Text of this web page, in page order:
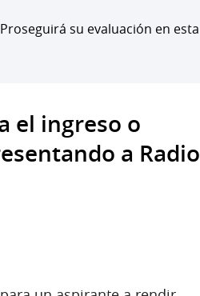
su evaluación en esta
el ingreso o
a Radio